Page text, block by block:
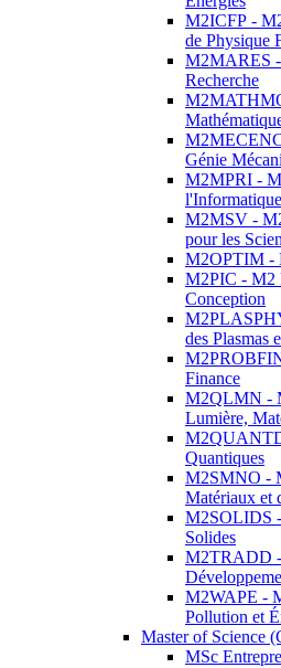
M2ICFP -
de Physique
M2MARES
Recherche
Génie
M2MPRI -
l'Informatique
M2MSV -
pour les
M2OPTIM -
M2PIC - M2
Conception
des Plasmas
Finance
M2QLMN -
Lumière,
Quantiques
M2SMNO -
Matériaux et
M2SOLIDS
Solides
M2TRADD -
M2WAPE -
Pollution et
Master of Science
MSc